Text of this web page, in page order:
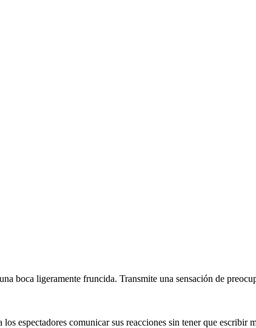
boca ligeramente fruncida. Transmite una sensación de
espectadores comunicar sus reacciones sin tener que escribir